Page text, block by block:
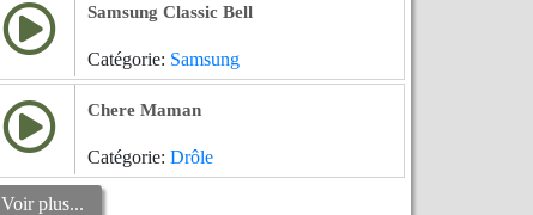
Samsung Classic Bell
Catégorie: Samsung
Chere Maman
Catégorie: Drôle
Voir plus...